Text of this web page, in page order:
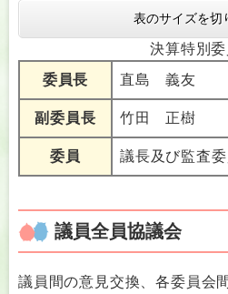
表のサイズを切
決算特別
委員長
直島 義友
副委員長 竹田 正樹
委員 議長及び監査
議員全員協議会
議員間の意見交換、各委員会